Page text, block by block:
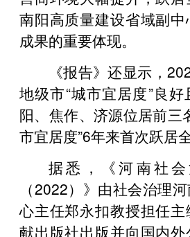
南阳高质量建设省域副
成果的重要体现。
《报告》还显示，
地级市“城市宜居度”良
阳、焦作、济源位居前三
市宜居度”6年来首次跃居
据悉，《河南社
（2022）》由社会治理
心主任郑永扣教授担任
献出版社出版并向国内